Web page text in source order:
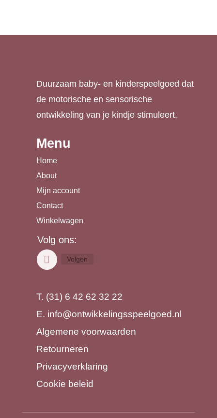
Duurzaam baby- en kinderspeelgoed dat
de motorische en sensorische
ontwikkeling van je kindje stimuleert.
Menu
Home
About
Mijn account
Contact
Winkelwagen
Volg ons:
Volgen
T. (31) 6 42 62 32 22
E. info@ontwikkelingsspeelgoed.nl
Algemene voorwaarden
Retourneren
Privacyverklaring
Cookie beleid